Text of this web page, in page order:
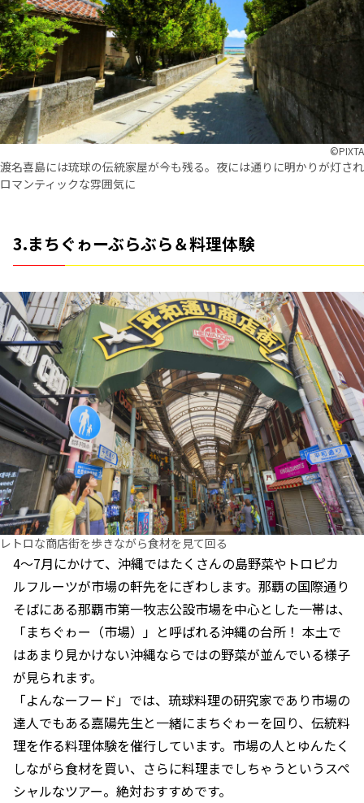
©︎PIXTA
渡名喜島には琉球の伝統家屋が今も残る。夜には通りに明かりが灯され
ロマンティックな雰囲気に
3.まちぐゎーぶらぶら＆料理体験
レトロな商店街を歩きながら食材を見て回る
4〜7月にかけて、沖縄ではたくさんの島野菜やトロピカ
ルフルーツが市場の軒先をにぎわします。那覇の国際通り
そばにある那覇市第一牧志公設市場を中心とした一帯は、
「まちぐゎー（市場）」と呼ばれる沖縄の台所！ 本土で
はあまり見かけない沖縄ならではの野菜が並んでいる様子
が見られます。
「よんなーフード」では、琉球料理の研究家であり市場の
達人でもある嘉陽先生と一緒にまちぐゎーを回り、伝統料
理を作る料理体験を催行しています。市場の人とゆんたく
しながら食材を買い、さらに料理までしちゃうというスペ
シャルなツアー。絶対おすすめです。